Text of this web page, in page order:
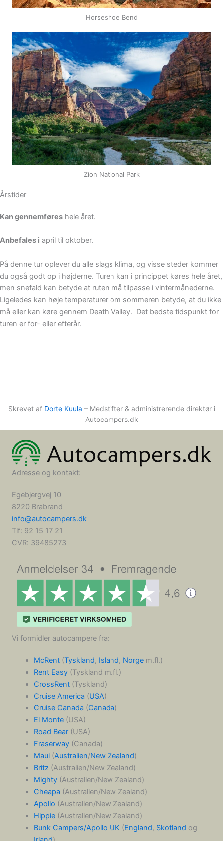
Horseshoe Bend
Zion National Park
Årstider
Kan gennemføres hele året.
Anbefales i april til oktober.
På denne tur oplever du alle slags klima, og visse steder kommer
du også godt op i højderne. Turen kan i princippet køres hele året,
men snefald kan betyde at ruten må tilpasse i vintermånederne.
Ligeledes kan høje temperaturer om sommeren betyde, at du ikke
må eller kan køre gennem Death Valley. Det bedste tidspunkt for
turen er for- eller efterår.
Skrevet af Dorte Kuula – Medstifter & administrerende direktør i
Autocampers.dk
Adresse og kontakt:
Egebjergvej 10
8220 Brabrand
info@autocampers.dk
Tlf: 92 15 17 21
CVR: 39485273
Vi formidler autocampere fra:
McRent(Tyskland, Island, Norgem.fl.)
Rent Easy(Tyskland m.fl.)
CrossRent(Tyskland)
Cruise America (USA)
Cruise Canada (Canada)
El Monte(USA)
Road Bear(USA)
Fraserway (Canada)
Maui (Australien/New Zealand)
Britz (Australien/New Zealand)
Mighty (Australien/New Zealand)
Cheapa (Australien/New Zealand)
Apollo (Australien/New Zealand)
Hippie(Australien/New Zealand)
Bunk Campers/Apollo UK (England, Skotland og